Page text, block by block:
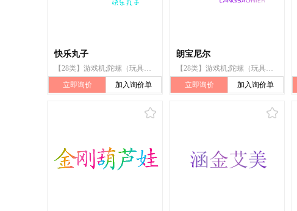
快乐丸子
【28类】游戏机;陀螺（玩具）;国际象棋;羽毛球;锻炼身体器械;滑雪板;拳击手套;圣诞树架;钓鱼用具;遥控玩具汽车
立即询价
加入询价单
朗宝尼尔
【28类】游戏机;陀螺（玩具）;国际象棋;羽毛球;锻炼身体器械;滑雪板;拳击手套;圣诞树架;钓鱼用具;遥控玩具汽车
立即询价
加入询价单